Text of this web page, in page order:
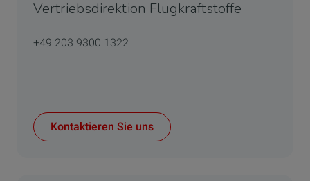
Vertriebsdirektion Flugkraftstoffe
+49 203 9300 1322
Kontaktieren Sie uns